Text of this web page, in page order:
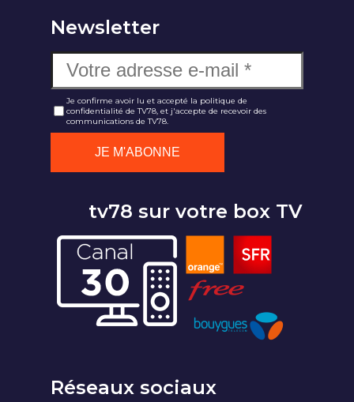
Newsletter
Je confirme avoir lu et accepté la politique de
confidentialité de TV78, et j'accepte de recevoir des
communications de TV78.
tv78 sur votre box TV
Réseaux sociaux